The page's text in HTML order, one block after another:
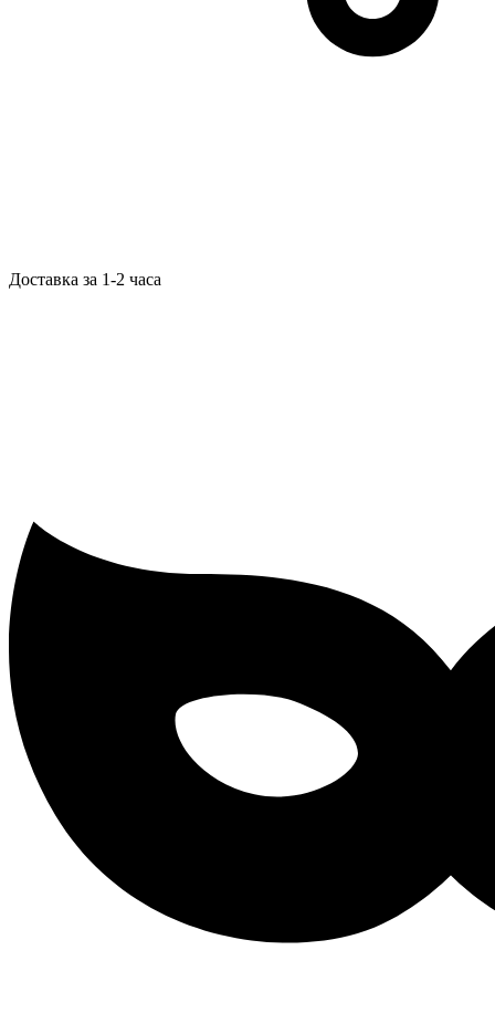
Доставка за 1-2 часа